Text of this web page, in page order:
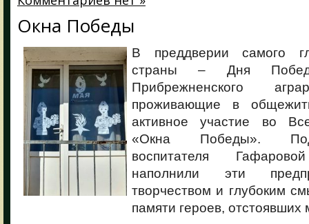
Окна Победы
В преддверии самого
страны – Дня
Прибрежненского
проживающие в
активное участие во
«Окна Победы». Под
воспитателя
наполнили эти
творчеством и глубоким
памяти героев, отстоявших